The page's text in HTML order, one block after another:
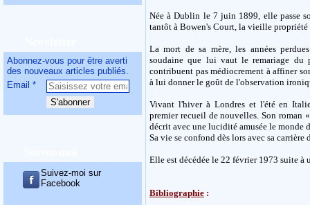
Abonnez-vous pour être averti
des nouveaux articles publiés.
Email
Suivez-moi sur
Facebook
Née à Dublin le 7 juin 1899, elle passe
tantôt à Bowen's Court, la vieille
La mort de sa mère, les années
soudaine que lui vaut le remariage du
contribuent pas médiocrement à affiner
à lui donner le goût de l'observation
Vivant l'hiver à Londres et l'été en
premier recueil de nouvelles. Son roman
décrit avec une lucidité amusée le
Sa vie se confond dès lors avec sa carrière
Elle est décédée le 22 février 1973 suite à
Bibliographie :